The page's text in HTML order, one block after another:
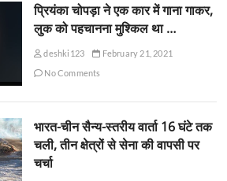
प्रियंका चोपड़ा ने एक कार में गाना गाकर,
लुक को पहचानना मुश्किल था …
deshki123
February 21, 2021
No Comments
भारत-चीन सैन्य-स्तरीय वार्ता 16 घंटे तक
चली, तीन क्षेत्रों से सेना की वापसी पर
चर्चा